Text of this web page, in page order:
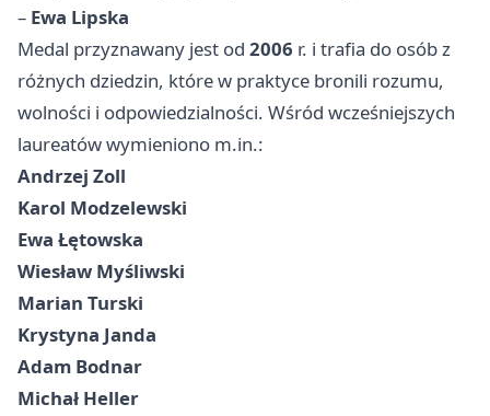
– Ewa Lipska
Medal przyznawany jest od 2006 r. i trafia do osób z
różnych dziedzin, które w praktyce bronili rozumu,
wolności i odpowiedzialności. Wśród wcześniejszych
laureatów wymieniono m.in.:
Andrzej Zoll
Karol Modzelewski
Ewa Łętowska
Wiesław Myśliwski
Marian Turski
Krystyna Janda
Adam Bodnar
Michał Heller